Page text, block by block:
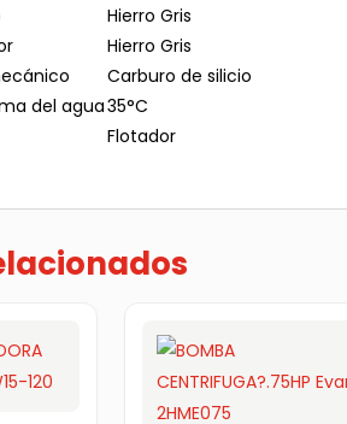
Hierro Gris
Hierro Gris
Carburo de silicio
del agua35°C
Flotador